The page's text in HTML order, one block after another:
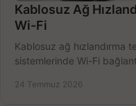
Kablosuz Ağ
Wi-Fi
Kablosuz ağ hızlandırma
sistemlerinde Wi-Fi
24 Temmuz 2026